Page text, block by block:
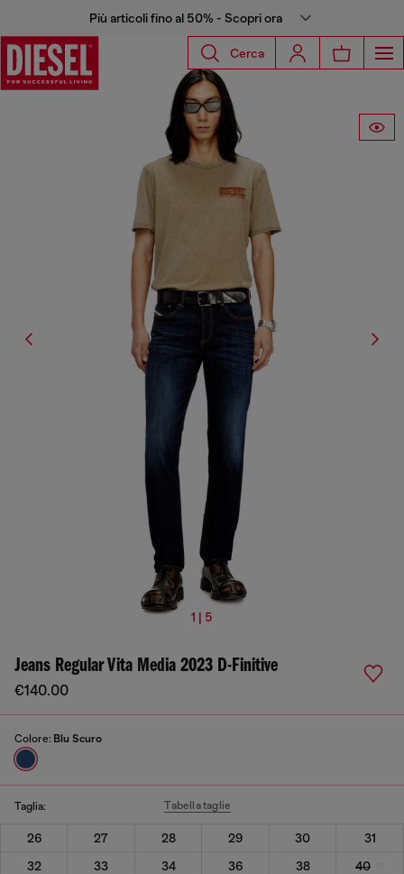
Più articoli fino al 50% - Scopri ora
Cerca
1 | 5
Jeans Regular Vita Media 2023 D-Finitive
€140.00
Colore: Blu Scuro
Taglia: Tabella taglie
26 27 28 29 30
31
32
33 34 36 38 40